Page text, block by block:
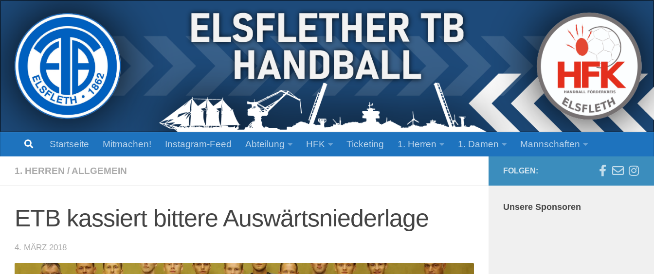
Zum Inhalt springen
Startseite Mitmachen! Instagram-Feed Abteilung HFK Ticketing 1. Herren 1. Damen Mannschaften
1. HERREN / ALLGEMEIN
ETB kassiert bittere Auswärtsniederlage
4. MÄRZ 2018
FOLGEN:
Unsere Sponsoren